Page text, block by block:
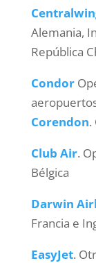
Alemania,
República
Condor
Corendon.
Club Air.
Bélgica
Darwin
Francia e
EasyJet.